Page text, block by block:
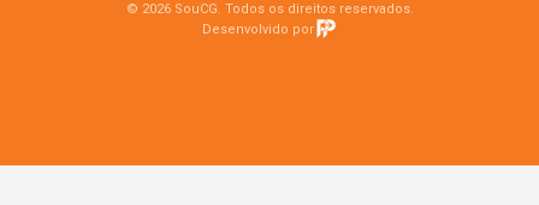
© 2026 SouCG. Todos os direitos reservados.
Desenvolvido por